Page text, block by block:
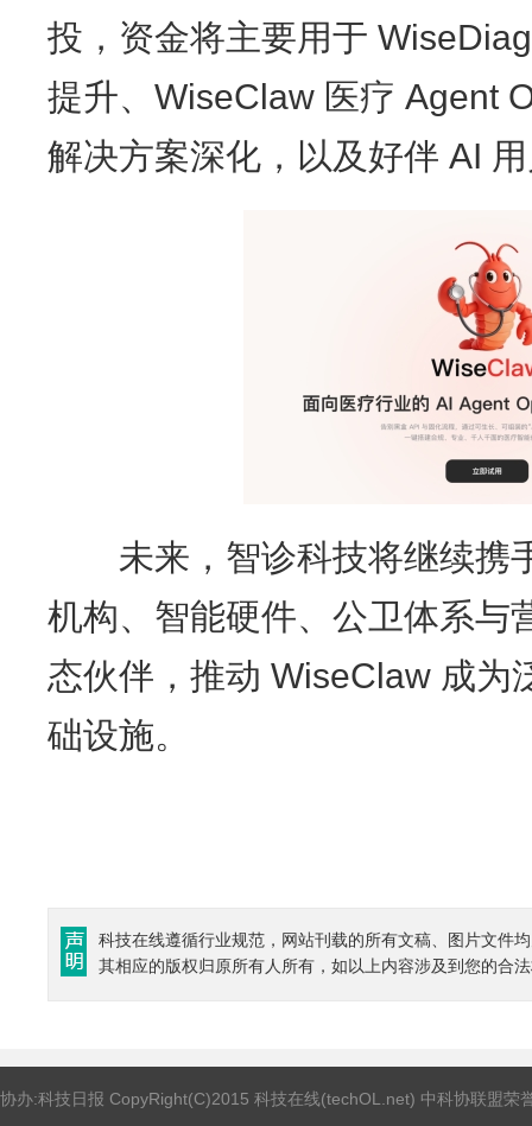
投，资金将主要用于
提升、WiseClaw 医疗 Agent
解决方案深化，以及好伴 AI
未来，智诊科技将继续携
机构、智能硬件、公卫体系与
态伙伴，推动 WiseClaw 成为
础设施。
科技在线遵循行业规范，网站刊载的所有文稿、图片文件
其相应的版权归原所有人所有，如以上内容涉及到您的合
协办:科技日报 CopyRight(C)2015 科技在线(techOL.net) 中科协联盟荣